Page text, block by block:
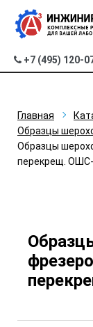
+7 (495) 120-
Главная
Образцы
Образцы
перекрещ.